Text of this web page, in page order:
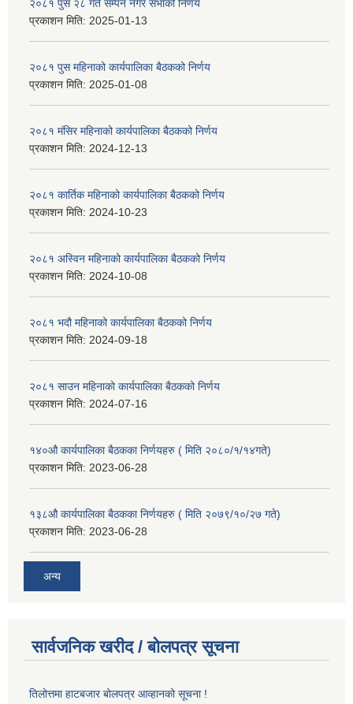
२०८१ पुस २८ गते सम्प‍न नगर सभाको निर्णय
प्रकाशन मिति: 2025-01-13
२०८१ पुस महिनाको कार्यपालिका बैठकको निर्णय
प्रकाशन मिति: 2025-01-08
२०८१ मंसिर महिनाको कार्यपालिका बैठकको निर्णय
प्रकाशन मिति: 2024-12-13
२०८१ कार्तिक महिनाको कार्यपालिका बैठकको निर्णय
प्रकाशन मिति: 2024-10-23
२०८१ अस्विन महिनाको कार्यपालिका बैठकको निर्णय
प्रकाशन मिति: 2024-10-08
२०८१ भदौ महिनाको कार्यपालिका बैठकको निर्णय
प्रकाशन मिति: 2024-09-18
२०८१ साउन महिनाको कार्यपालिका बैठकको निर्णय
प्रकाशन मिति: 2024-07-16
१४०औ कार्यपालिका बैठकका निर्णयहरु ( मिति २०८०/१/१४गते)
प्रकाशन मिति: 2023-06-28
१३८औ कार्यपालिका बैठकका निर्णयहरु ( मिति २०७९/१०/२७ गते)
प्रकाशन मिति: 2023-06-28
अन्य
सार्वजनिक खरीद / बोलपत्र सूचना
तिलोत्तमा हाटबजार बोलपत्र आव्हानको सूचना !